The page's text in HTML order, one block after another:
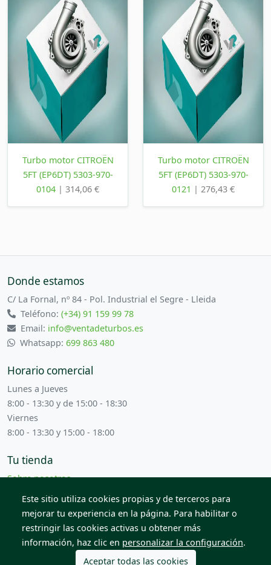
Turbo motor CITROËN
5FT (EP6DT) 5303-970-
0104 | 314,06 €
Turbo motor CITROËN
5FT (EP6DT) 5303-970-
0121 | 276,43 €
Donde estamos
C/ La Fornal, nº 84 - Pol. Industrial el Segre - Lleida
Teléfono:(+34) 91 159 99 78
Email: info@ventadeturbos.es
Whatsapp: 699 863 480
Horario comercial
Lunes a Jueves
8:00 - 13:30 y de 15:00 - 18:30
Viernes
8:00 - 13:30 y 15:00 - 18:00
Tu tienda
Sobre nosotros
Términos y condiciones
Contacta con nosotros
© 2026 Todos los derechos reservados. Venta de Piezas
2012 S.L.
Este sitio utiliza cookies propias y de terceros para
mejorar tu experiencia en la página. Para habilitar o
restringir las cookies activas u obtener más
información, haz clic en personalizar la configuración.
Aceptar todas las cookies